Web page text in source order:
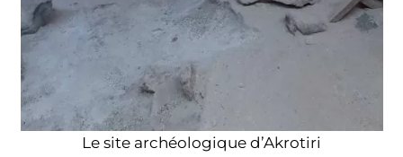
Le site archéologique d’Akrotiri